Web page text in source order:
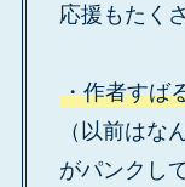
応援もたく
・作者すば
（以前はな
がパンクし